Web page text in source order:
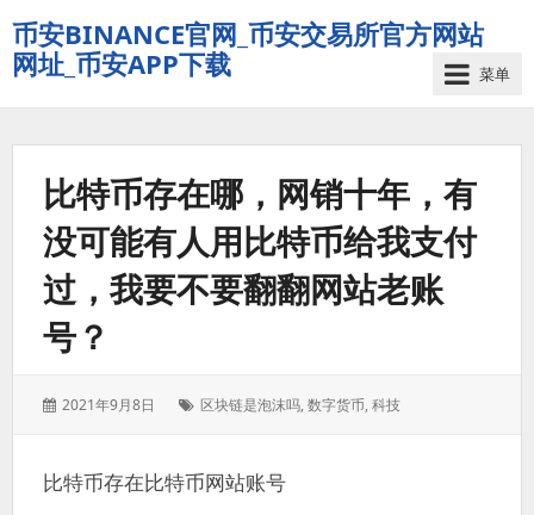
币安BINANCE官网_币安交易所官方网站
网址_币安APP下载
菜单
比特币存在哪，网销十年，有
没可能有人用比特币给我支付
过，我要不要翻翻网站老账
号？
发
2021年9月8日
标
区块链是泡沫吗,数字货币,科技
比特币存在比特币网站账号